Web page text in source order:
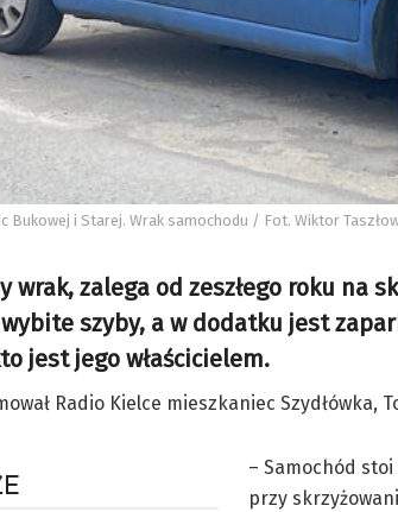
Bukowej i Starej. Wrak samochodu / Fot. Wiktor
wrak, zalega od zeszłego roku na
wybite szyby, a w dodatku jest
jest jego właścicielem.
Radio Kielce mieszkaniec Szydłówka,
– Samochód
przy